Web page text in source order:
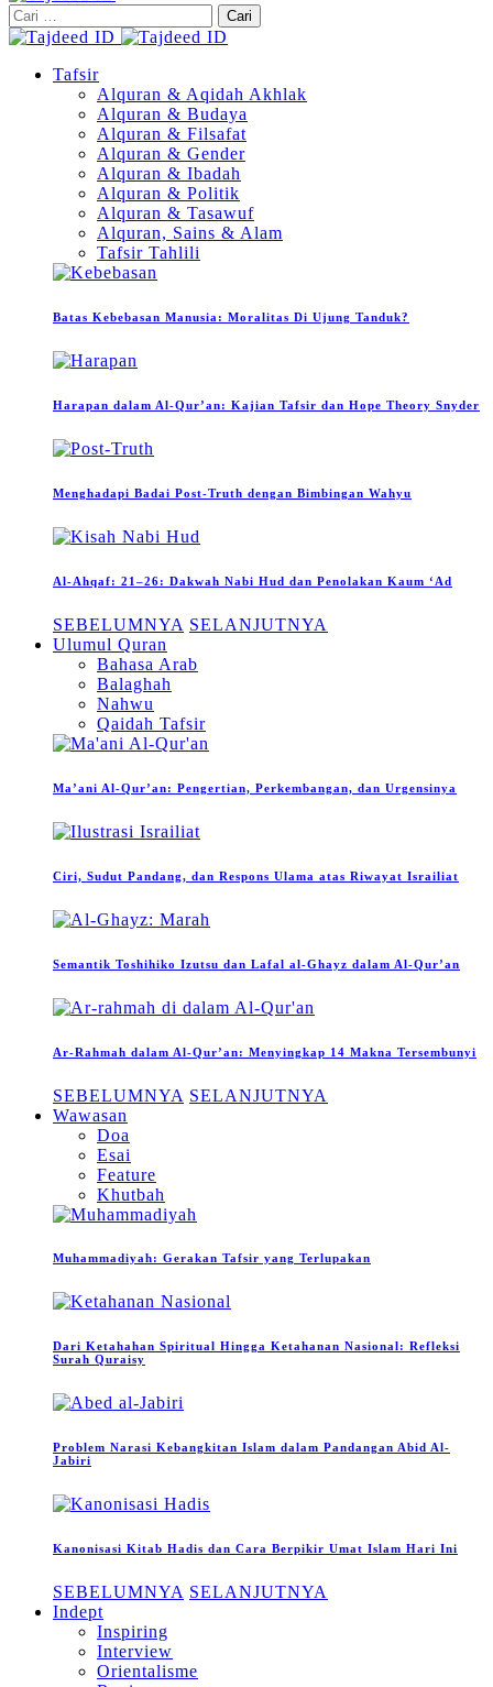
Cari
untuk:
Tafsir
Alquran & Aqidah Akhlak
Alquran & Budaya
Alquran & Filsafat
Alquran & Gender
Alquran & Ibadah
Alquran & Politik
Alquran & Tasawuf
Alquran, Sains & Alam
Tafsir Tahlili
Batas Kebebasan Manusia: Moralitas Di Ujung Tanduk?
Harapan dalam Al-Qur’an: Kajian Tafsir dan Hope Theory Snyder
Menghadapi Badai Post-Truth dengan Bimbingan Wahyu
Al-Ahqaf: 21–26: Dakwah Nabi Hud dan Penolakan Kaum ‘Ad
SEBELUMNYA SELANJUTNYA
Ulumul Quran
Bahasa Arab
Balaghah
Nahwu
Qaidah Tafsir
Ma’ani Al-Qur’an: Pengertian, Perkembangan, dan Urgensinya
Ciri, Sudut Pandang, dan Respons Ulama atas Riwayat Israiliat
Semantik Toshihiko Izutsu dan Lafal al-Ghayz dalam Al-Qur’an
Ar-Rahmah dalam Al-Qur’an: Menyingkap 14 Makna Tersembunyi
SEBELUMNYA SELANJUTNYA
Wawasan
Doa
Esai
Feature
Khutbah
Muhammadiyah: Gerakan Tafsir yang Terlupakan
Dari Ketahahan Spiritual Hingga Ketahanan Nasional: Refleksi
Surah Quraisy
Problem Narasi Kebangkitan Islam dalam Pandangan Abid Al-
Jabiri
Kanonisasi Kitab Hadis dan Cara Berpikir Umat Islam Hari Ini
SEBELUMNYA SELANJUTNYA
Indept
Inspiring
Interview
Orientalisme